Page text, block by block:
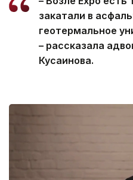
закатали в
геотермальное
– рассказала
Кусаинова.